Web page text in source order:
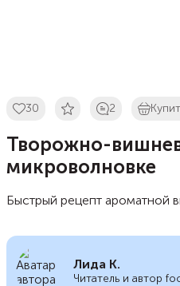
30 2
Творожно-
микроволновке
Быстрый рецепт ароматной
Лида К.
Читатель и автор